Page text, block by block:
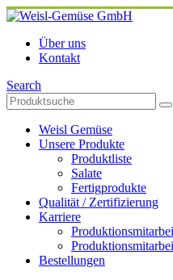
Über uns
Kontakt
Search
Weisl Gemüse
Unsere Produkte
Produktliste
Salate
Fertigprodukte
Qualität / Zertifizierung
Karriere
Bestellungen